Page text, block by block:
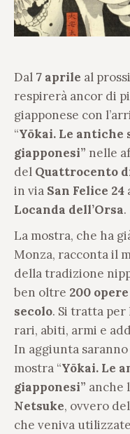
Dal 7 aprile al
respirerà ancor di
giapponese con
“Yōkai. Le antiche
giapponesi” nelle
del Quattrocento
in via San Felice 24
Locanda dell’Orsa.
La mostra, che ha
Monza, racconta il
della tradizione
ben oltre 200 opere
secolo. Si tratta
rari, abiti, armi e
In aggiunta
mostra “Yōkai. Le
giapponesi” anche
Netsuke, ovvero
che veniva